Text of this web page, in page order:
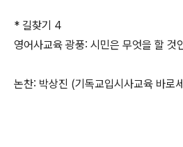
* 길찾기 4
영어사교육 광풍: 시민은 무엇을 할 것
논찬: 박상진 (기독교입시사교육 바로